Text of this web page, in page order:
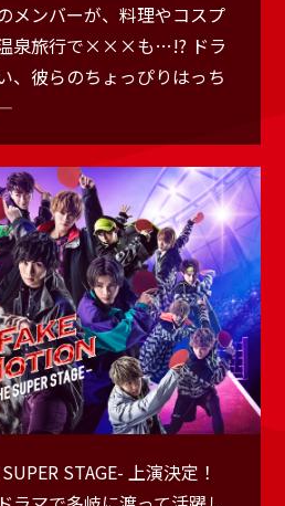
メンバーが、料理やコスプ
温泉旅行で×××も…!? ドラ
、彼らのちょっぴりはっち
STAGE- 上演決定！